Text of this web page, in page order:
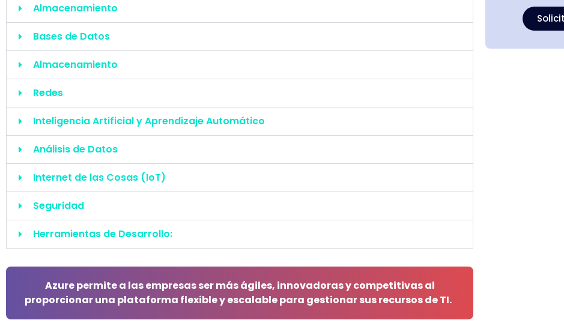
Almacenamiento
Bases de Datos
Almacenamiento
Redes
Inteligencia Artificial y Aprendizaje Automático
Análisis de Datos
Internet de las Cosas (IoT)
Seguridad
Herramientas de Desarrollo:
Azurepermite a las empresas ser más ágiles, innovadoras y competitivas al
proporcionar una plataforma flexible y escalable para gestionar sus recursos de TI.